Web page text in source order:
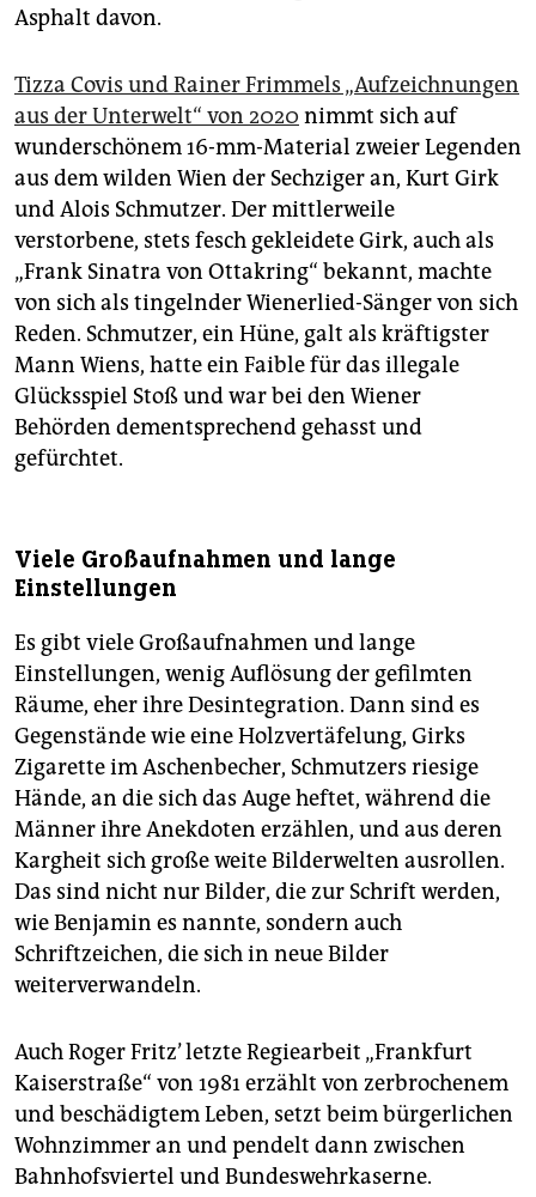
Asphalt davon.
Tizza Covis und Rainer Frimmels „Aufzeichnungen
aus der Unterwelt“ von 2020 nimmt sich auf
wunderschönem 16-mm-Material zweier Legenden
aus dem wilden Wien der Sechziger an, Kurt Girk
und Alois Schmutzer. Der mittlerweile
verstorbene, stets fesch gekleidete Girk, auch als
„Frank Sinatra von Ottakring“ bekannt, machte
von sich als tingelnder Wienerlied-Sänger von sich
Reden. Schmutzer, ein Hüne, galt als kräftigster
Mann Wiens, hatte ein Faible für das illegale
Glücksspiel Stoß und war bei den Wiener
Behörden dementsprechend gehasst und
gefürchtet.
Viele Großaufnahmen und lange
Einstellungen
Es gibt viele Großaufnahmen und lange
Einstellungen, wenig Auflösung der gefilmten
Räume, eher ihre Desintegration. Dann sind es
Gegenstände wie eine Holzvertäfelung, Girks
Zigarette im Aschenbecher, Schmutzers riesige
Hände, an die sich das Auge heftet, während die
Männer ihre Anekdoten erzählen, und aus deren
Kargheit sich große weite Bilderwelten ausrollen.
Das sind nicht nur Bilder, die zur Schrift werden,
wie Benjamin es nannte, sondern auch
Schriftzeichen, die sich in neue Bilder
weiterverwandeln.
Auch Roger Fritz’ letzte Regiearbeit „Frankfurt
Kaiserstraße“ von 1981 erzählt von zerbrochenem
und beschädigtem Leben, setzt beim bürgerlichen
Wohnzimmer an und pendelt dann zwischen
Bahnhofsviertel und Bundeswehrkaserne.